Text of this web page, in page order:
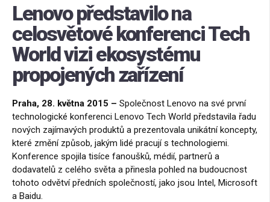
Lenovo představilo na
celosvětové konferenci Tech
World vizi ekosystému
propojených zařízení
Praha, 28. května 2015 – Společnost Lenovo na své první
technologické konferenci Lenovo Tech World představila řadu
nových zajímavých produktů a prezentovala unikátní koncepty,
které změní způsob, jakým lidé pracují s technologiemi.
Konference spojila tisíce fanoušků, médií, partnerů a
dodavatelů z celého světa a přinesla pohled na budoucnost
tohoto odvětví předních společností, jako jsou Intel, Microsoft
a Baidu.